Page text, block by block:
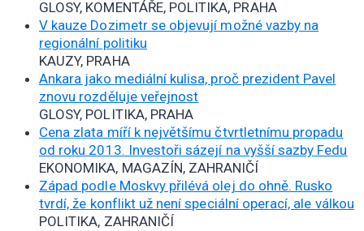
GLOSY, KOMENTÁŘE, POLITIKA, PRAHA
V kauze Dozimetr se objevují možné vazby na
regionální politiku
KAUZY, PRAHA
Ankara jako mediální kulisa, proč prezident Pavel
znovu rozděluje veřejnost
GLOSY, POLITIKA, PRAHA
Cena zlata míří k největšímu čtvrtletnímu propadu
od roku 2013. Investoři sázejí na vyšší sazby Fedu
EKONOMIKA, MAGAZÍN, ZAHRANIČÍ
Západ podle Moskvy přilévá olej do ohně. Rusko
tvrdí, že konflikt už není speciální operací, ale válkou
POLITIKA, ZAHRANIČÍ